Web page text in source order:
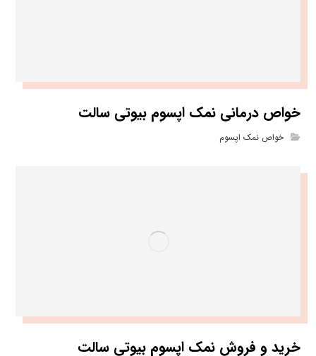
خواص درمانی نمک اپسوم بیوتی سالت
خواص نمک اپسوم
خرید و فروش نمک اپسوم بیوتی سالت